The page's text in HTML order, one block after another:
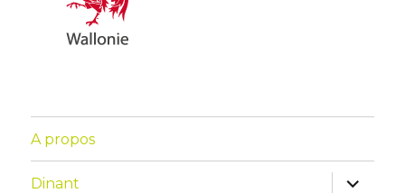
A propos
Dinant